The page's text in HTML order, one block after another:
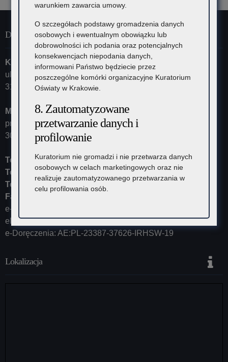
Dane kontaktowe
Kuratorium Oświaty w Krakowie
ul. Szlak 73
31-153 Kraków
Małopolski Kurator Oświaty
przyjmuje ul. Kazimierza Morawskiego 5,
30-102 Kraków
Tel:
12 448-11-10
Tel:
12 448-11-15
Tel:
12 448-11-20
Fax:
e-mail:
ePUAP (adres skrytki): /KOKrakow/skrytka
e-Doręczenia: AE:PL-23387-37626-IRHSW-19
Lokalizacja
warunkiem zawarcia umowy.
O szczegółach podstawy gromadzenia danych
osobowych i ewentualnym obowiązku lub
dobrowolności ich podania oraz potencjalnych
konsekwencjach niepodania danych,
informowani Państwo będziecie przez
poszczególne komórki organizacyjne Kuratorium
Oświaty w Krakowie.
8. Zautomatyzowane
przetwarzanie danych i
profilowanie
Kuratorium nie gromadzi i nie przetwarza danych
osobowych w celach marketingowych oraz nie
realizuje zautomatyzowanego przetwarzania w
celu profilowania osób.